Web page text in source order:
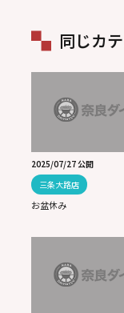
同じカ
2025/07/27 公開
三条大路店
お盆休み